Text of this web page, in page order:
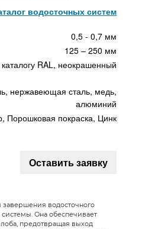
водосточных систем
0,5 - 0,7 мм
125 – 250 мм
RAL, неокрашенный
нержавеющая сталь, медь,
алюминий
Порошковая покраска, Цинк
Оставить заявку
завершения водосточного
Она обеспечивает
предотвращая выход